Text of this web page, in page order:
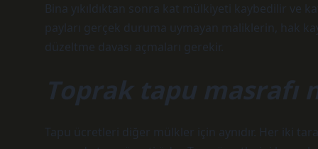
Bina yıkıldıktan sonra kat mülkiyeti kaybedilir ve
payları gerçek duruma uymayan maliklerin, hak
düzeltme davası açmaları gerekir.
Toprak tapu masrafı
Tapu ücretleri diğer mülkler için aynıdır. Her iki